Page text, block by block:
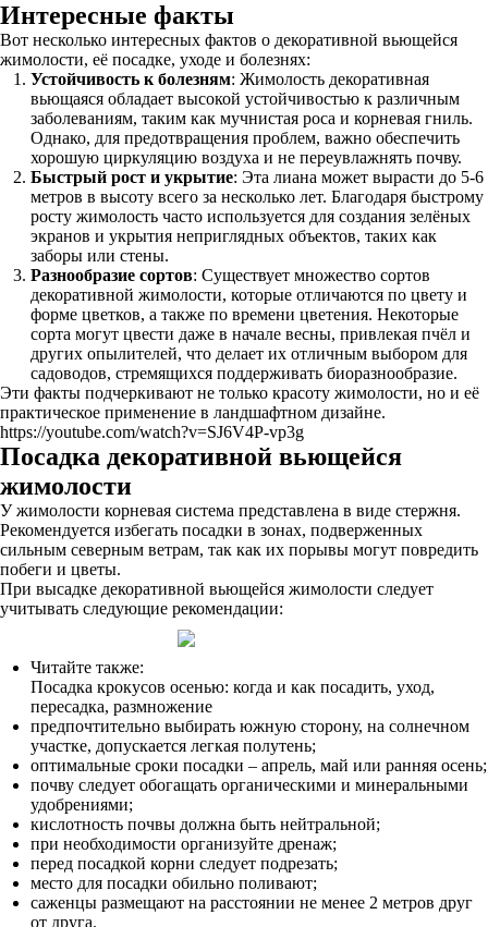
Интересные факты
Вот несколько интересных фактов о декоративной вьющейся
жимолости, её посадке, уходе и болезнях:
Устойчивость к болезням: Жимолость декоративная
вьющаяся обладает высокой устойчивостью к различным
заболеваниям, таким как мучнистая роса и корневая гниль.
Однако, для предотвращения проблем, важно обеспечить
хорошую циркуляцию воздуха и не переувлажнять почву.
Быстрый рост и укрытие: Эта лиана может вырасти до 5-6
метров в высоту всего за несколько лет. Благодаря быстрому
росту жимолость часто используется для создания зелёных
экранов и укрытия неприглядных объектов, таких как
заборы или стены.
Разнообразие сортов: Существует множество сортов
декоративной жимолости, которые отличаются по цвету и
форме цветков, а также по времени цветения. Некоторые
сорта могут цвести даже в начале весны, привлекая пчёл и
других опылителей, что делает их отличным выбором для
садоводов, стремящихся поддерживать биоразнообразие.
Эти факты подчеркивают не только красоту жимолости, но и её
практическое применение в ландшафтном дизайне.
https://youtube.com/watch?v=SJ6V4P-vp3g
Посадка декоративной вьющейся
жимолости
У жимолости корневая система представлена в виде стержня.
Рекомендуется избегать посадки в зонах, подверженных
сильным северным ветрам, так как их порывы могут повредить
побеги и цветы.
При высадке декоративной вьющейся жимолости следует
учитывать следующие рекомендации:
Читайте также:
Посадка крокусов осенью: когда и как посадить, уход,
пересадка, размножение
предпочтительно выбирать южную сторону, на солнечном
участке, допускается легкая полутень;
оптимальные сроки посадки – апрель, май или ранняя осень;
почву следует обогащать органическими и минеральными
удобрениями;
кислотность почвы должна быть нейтральной;
при необходимости организуйте дренаж;
перед посадкой корни следует подрезать;
место для посадки обильно поливают;
саженцы размещают на расстоянии не менее 2 метров друг
от друга.